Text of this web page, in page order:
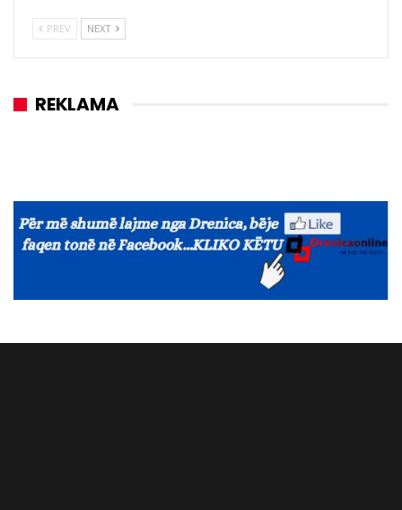
PREV NEXT
REKLAMA